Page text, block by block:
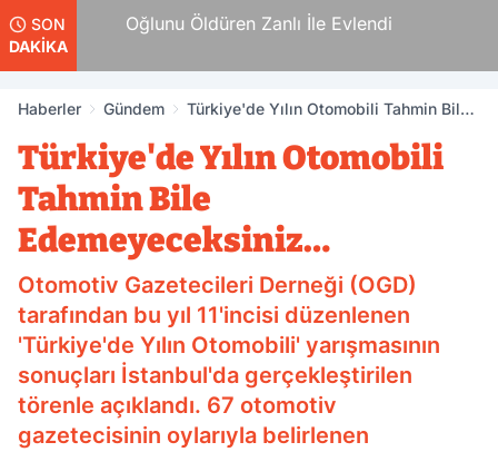
SON
DAKİKA
Oğlunu Öldüren Zanlı İle Evlendi
Haberler Gündem
Türkiye'de Yılın Otomobili Tahmin Bile
Türkiye'de Yılın Otomobili
Tahmin Bile
Edemeyeceksiniz…
Otomotiv Gazetecileri Derneği (OGD)
tarafından bu yıl 11'incisi düzenlenen
'Türkiye'de Yılın Otomobili' yarışmasının
sonuçları İstanbul'da gerçekleştirilen
törenle açıklandı. 67 otomotiv
gazetecisinin oylarıyla belirlenen